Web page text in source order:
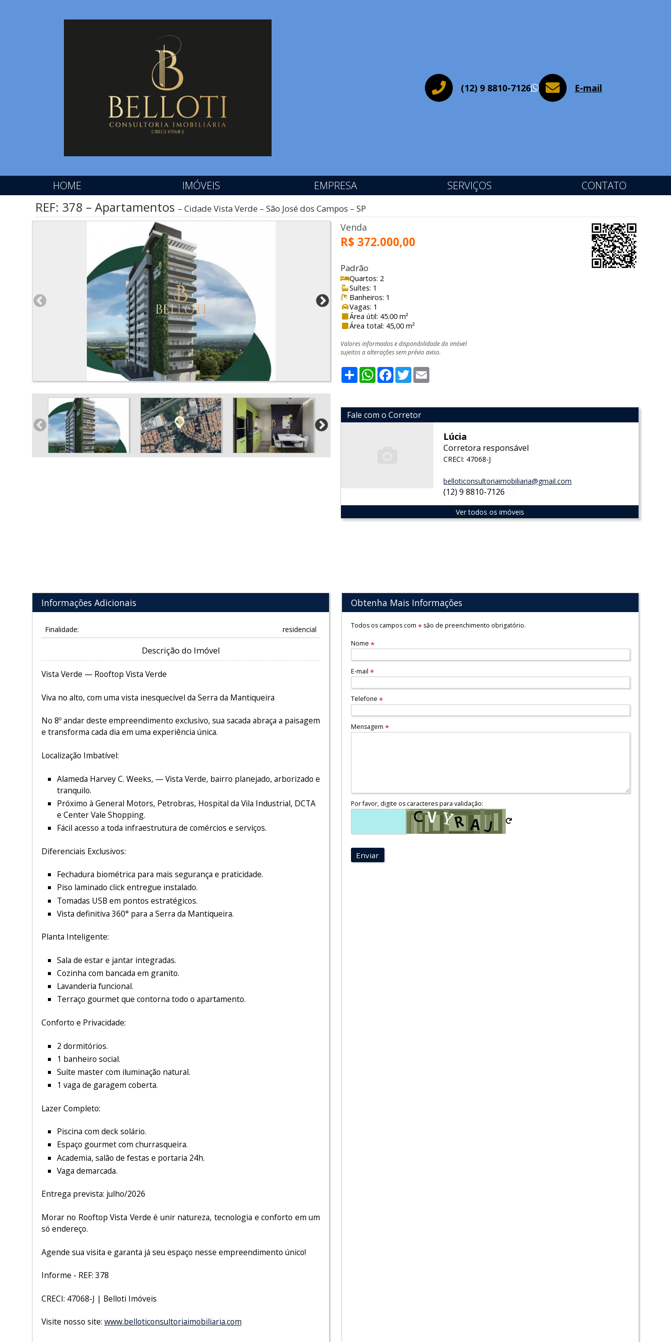
(12) 9 8810-7126 WhatsApp
E-mail
HOME IMÓVEIS EMPRESA SERVIÇOS CONTATO
REF: 378 – Apartamentos Cidade Vista Verde – São José dos Campos – SP
Venda
R$ 372.000,00
Padrão
Quartos: 2
Suítes: 1
Banheiros: 1
Vagas: 1
Área útil: 45.00 m²
Área total: 45,00 m²
Valores informados e disponibilidade do imóvel
sujeitos a alterações sem prévio aviso.
ShareWhatsApp
Facebook
Twitter
Fale com o Corretor
Lúcia
Corretora responsável
CRECI: 47068-J
belloticonsultoriaimobiliaria@gmail.com
(12) 9 8810-7126
Ver todos os imóveis
Informações Adicionais
Finalidade: residencial
Descrição do Imóvel
Vista Verde — Rooftop Vista Verde
Viva no alto, com uma vista inesquecível da Serra da Mantiqueira
No 8º andar deste empreendimento exclusivo, sua sacada abraça a paisagem
e transforma cada dia em uma experiência única.
Localização Imbatível:
Alameda Harvey C. Weeks, — Vista Verde, bairro planejado, arborizado e
tranquilo.
Próximo à General Motors, Petrobras, Hospital da Vila Industrial, DCTA
e Center Vale Shopping.
Fácil acesso a toda infraestrutura de comércios e serviços.
Diferenciais Exclusivos:
Fechadura biométrica para mais segurança e praticidade.
Piso laminado click entregue instalado.
Tomadas USB em pontos estratégicos.
Vista definitiva 360° para a Serra da Mantiqueira.
Planta Inteligente:
Sala de estar e jantar integradas.
Cozinha com bancada em granito.
Lavanderia funcional.
Terraço gourmet que contorna todo o apartamento.
Conforto e Privacidade:
2 dormitórios.
1 banheiro social.
Suíte master com iluminação natural.
1 vaga de garagem coberta.
Lazer Completo:
Piscina com deck solário.
Espaço gourmet com churrasqueira.
Academia, salão de festas e portaria 24h.
Vaga demarcada.
Entrega prevista: julho/2026
Morar no Rooftop Vista Verde é unir natureza, tecnologia e conforto em um
só endereço.
Agende sua visita e garanta já seu espaço nesse empreendimento único!
Informe - REF: 378
CRECI: 47068-J | Belloti Imóveis
Visite nosso site: www.belloticonsultoriaimobiliaria.com
Obtenha Mais Informações
Todos os campos com *são de preenchimento obrigatório.
Nome *
E-mail *
Telefone *
Mensagem *
Por favor, digite os caracteres para validação:
Enviar